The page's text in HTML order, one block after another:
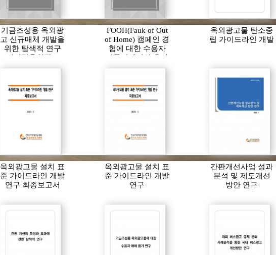
기금조성용 옥외광
고 신규매체 개발을
위한 탐색적 연구
디지털옥외광고
(DOOH)를 중심으
FOOH(Fauk of Out
of Home) 캠페인 경
험에 대한 수용자
커뮤니케이션 효과
옥외광고물 탄소중
립 가이드라인 개발
옥외광고물 설치 표
준 가이드라인 개발
연구 최종보고서
옥외광고물 설치 표
준 가이드라인 개발
연구
간판개선사업 성과
분석 및 제도개선
방안 연구